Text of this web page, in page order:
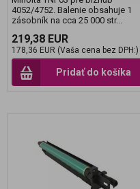
4052/4752. Balenie obsahuje 1
zásobník na cca 25 000 str...
219,38 EUR
178,36 EUR (Vaša cena bez DPH:)
Pridať do košíka